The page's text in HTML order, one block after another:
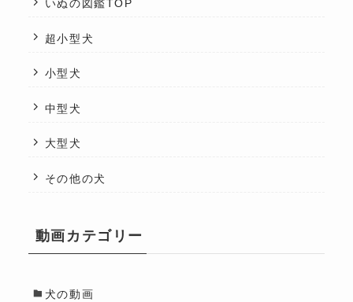
いぬの図鑑TOP
超小型犬
小型犬
中型犬
大型犬
その他の犬
動画カテゴリー
犬の動画